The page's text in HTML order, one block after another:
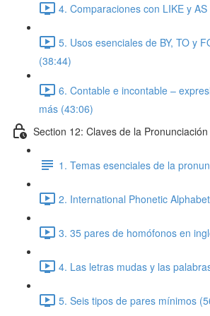
4. Comparaciones con LIKE y
5. Usos esenciales de BY, TO y
(38:44)
6. Contable e incontable –
más (43:06)
Section 12: Claves de la Pronunciación
1. Temas esenciales de la
2. International Phonetic
3. 35 pares de homófonos en
4. Las letras mudas y las
5. Seis tipos de pares mínimos